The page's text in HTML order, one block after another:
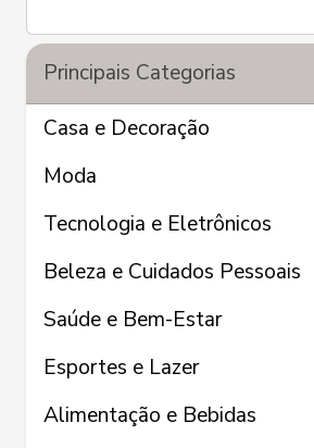
Principais Categorias
Casa e Decoração
Moda
Tecnologia e Eletrônicos
Beleza e Cuidados Pessoais
Saúde e Bem-Estar
Esportes e Lazer
Alimentação e Bebidas